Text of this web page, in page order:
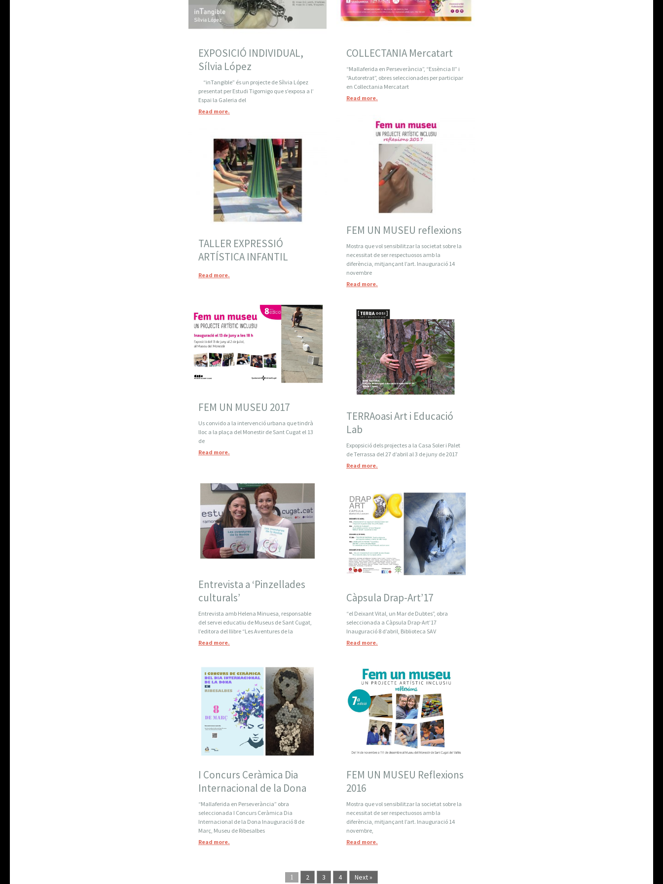
EXPOSICIÓ INDIVIDUAL,
Sílvia López
“inTangible” és un projecte de Sílvia López
presentat per Estudi Tigomigo que s’exposa a l’
Espai la Galeria del
Read more.
COLLECTANIA Mercatart
“Mallaferida en Perseverància”, “Essència II” i
“Autoretrat”, obres seleccionades per participar
en Collectania Mercatart
Read more.
FEM UN MUSEU reflexions
Mostra que vol sensibilitzar la societat sobre la
necessitat de ser respectuosos amb la
diferència, mitjançant l’art. Inauguració 14
novembre
Read more.
TALLER EXPRESSIÓ
ARTÍSTICA INFANTIL
Read more.
FEM UN MUSEU 2017
Us convido a la intervenció urbana que tindrà
lloc a la plaça del Monestir de Sant Cugat el 13
de
Read more.
TERRAoasi Art i Educació
Lab
Expopsició dels projectes a la Casa Soler i Palet
de Terrassa del 27 d’abril al 3 de juny de 2017
Read more.
Entrevista a ‘Pinzellades
culturals’
Entrevista amb Helena Minuesa, responsable
del servei educatiu de Museus de Sant Cugat,
l’editora del llibre “Les Aventures de la
Read more.
Càpsula Drap-Art’17
“el Deixant Vital, un Mar de Dubtes”, obra
seleccionada a Càpsula Drap-Art’17
Inauguració 8 d’abril, Biblioteca SAV
Read more.
I Concurs Ceràmica Dia
Internacional de la Dona
“Mallaferida en Perseverància” obra
seleccionada I Concurs Ceràmica Dia
Internacional de la Dona Inauguració 8 de
Març, Museu de Ribesalbes
Read more.
FEM UN MUSEU Reflexions
2016
Mostra que vol sensibilitzar la societat sobre la
necessitat de ser respectuosos amb la
diferència, mitjançant l’art. Inauguració 14
novembre,
Read more.
1 2 3 4 Next »